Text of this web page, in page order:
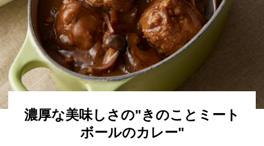
濃厚な美味しさの"きのことミート
ボールのカレー"